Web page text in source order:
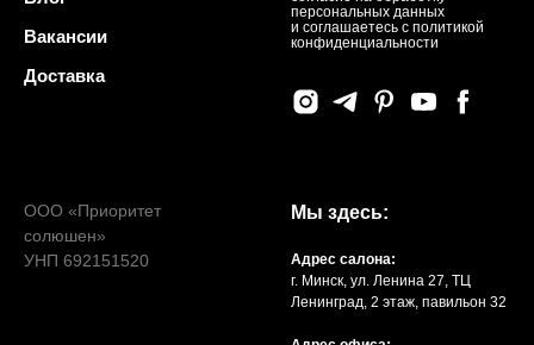
Вакансии
Доставка
персональных данных
и соглашаетесь c политикой
конфиденциальности
ООО «Приоритет
солюшен»
УНП 692151520
Мы здесь:
Адрес салона:
г. Минск, ул. Ленина 27, ТЦ
Ленинград, 2 этаж, павильон 32